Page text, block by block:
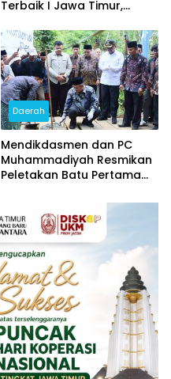
Terbaik I Jawa Timur,
Bojonegoro
Daerah
Mendikdasmen dan PC
Muhammadiyah Resmikan
Peletakan Batu Pertama
Mustaqim di Karang
Penang Sampang